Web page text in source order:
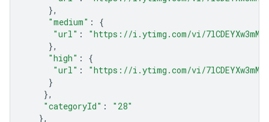
},
"medium" :
{
"url" :
"https://i.ytimg.com/vi/
},
"high" :
{
"url" :
"https://i.ytimg.com/vi/
}
},
"categoryId" :
"28"
},